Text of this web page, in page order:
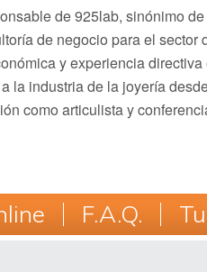
de 925lab, sinónimo de
de negocio para el sector
y experiencia directiva
la industria de la joyería
como articulista y
F.A.Q.